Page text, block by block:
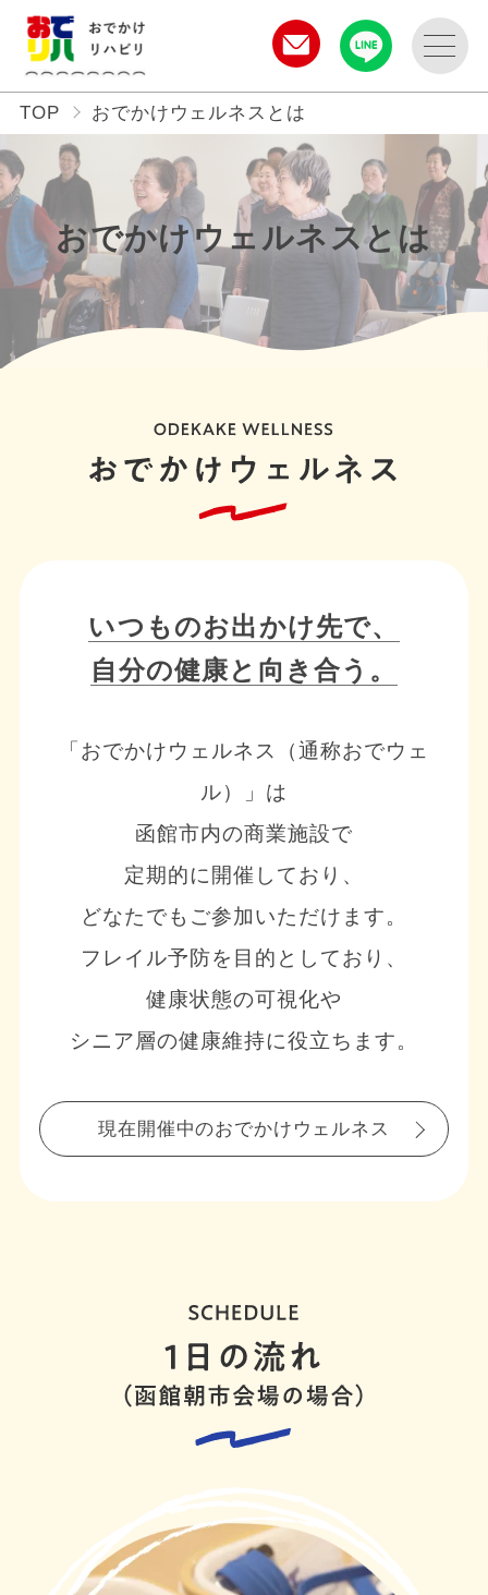
TOP おでかけウェルネスとは
おでかけウェルネスとは
いつものお出かけ先で、
自分の健康と向き合う。
「おでかけウェルネス（通称おでウェ
ル）」は
函館市内の商業施設で
定期的に開催しており、
どなたでもご参加いただけます。
フレイル予防を目的としており、
健康状態の可視化や
シニア層の健康維持に役立ちます。
現在開催中のおでかけウェルネス